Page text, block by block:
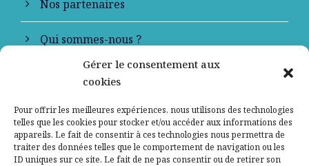
Gérer le consentement aux
cookies
Pour offrir les meilleures expériences, nous utilisons des technologies
telles que les cookies pour stocker et/ou accéder aux informations des
appareils. Le fait de consentir à ces technologies nous permettra de
traiter des données telles que le comportement de navigation ou les
ID uniques sur ce site. Le fait de ne pas consentir ou de retirer son
Nos partenaires
Qui sommes-nous ?
Contactez-nous
Mentions légales
Politique de confidentialité